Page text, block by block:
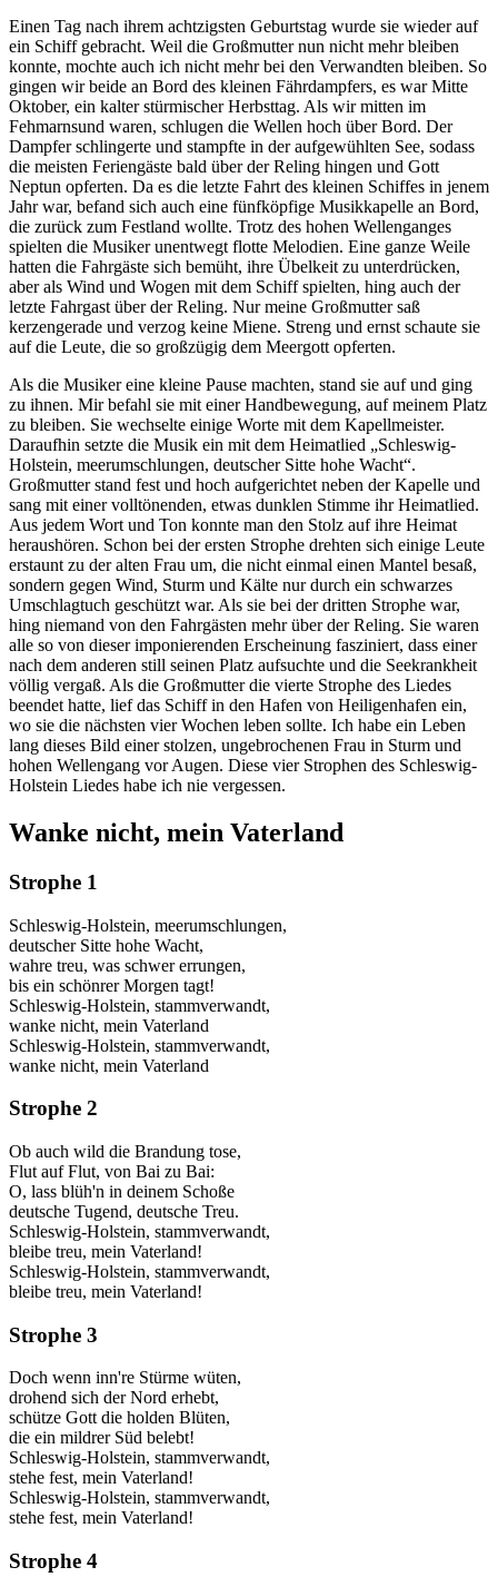
Einen Tag nach ihrem achtzigsten Geburtstag wurde sie wieder auf
ein Schiff gebracht. Weil die Großmutter nun nicht mehr bleiben
konnte, mochte auch ich nicht mehr bei den Verwandten bleiben. So
gingen wir beide an Bord des kleinen Fährdampfers, es war Mitte
Oktober, ein kalter stürmischer Herbsttag. Als wir mitten im
Fehmarnsund waren, schlugen die Wellen hoch über Bord. Der
Dampfer schlingerte und stampfte in der aufgewühlten See, sodass
die meisten Feriengäste bald über der Reling hingen und Gott
Neptun opferten. Da es die letzte Fahrt des kleinen Schiffes in jenem
Jahr war, befand sich auch eine fünfköpfige Musikkapelle an Bord,
die zurück zum Festland wollte. Trotz des hohen Wellenganges
spielten die Musiker unentwegt flotte Melodien. Eine ganze Weile
hatten die Fahrgäste sich bemüht, ihre Übelkeit zu unterdrücken,
aber als Wind und Wogen mit dem Schiff spielten, hing auch der
letzte Fahrgast über der Reling. Nur meine Großmutter saß
kerzengerade und verzog keine Miene. Streng und ernst schaute sie
auf die Leute, die so großzügig dem Meergott opferten.
Als die Musiker eine kleine Pause machten, stand sie auf und ging
zu ihnen. Mir befahl sie mit einer Handbewegung, auf meinem Platz
zu bleiben. Sie wechselte einige Worte mit dem Kapellmeister.
Daraufhin setzte die Musik ein mit dem Heimatlied
Schleswig-
Holstein, meerumschlungen, deutscher Sitte hohe Wacht .
Großmutter stand fest und hoch aufgerichtet neben der Kapelle und
sang mit einer volltönenden, etwas dunklen Stimme ihr Heimatlied.
Aus jedem Wort und Ton konnte man den Stolz auf ihre Heimat
heraushören. Schon bei der ersten Strophe drehten sich einige Leute
erstaunt zu der alten Frau um, die nicht einmal einen Mantel besaß,
sondern gegen Wind, Sturm und Kälte nur durch ein schwarzes
Umschlagtuch geschützt war. Als sie bei der dritten Strophe war,
hing niemand von den Fahrgästen mehr über der Reling. Sie waren
alle so von dieser imponierenden Erscheinung fasziniert, dass einer
nach dem anderen still seinen Platz aufsuchte und die Seekrankheit
völlig vergaß. Als die Großmutter die vierte Strophe des Liedes
beendet hatte, lief das Schiff in den Hafen von Heiligenhafen ein,
wo sie die nächsten vier Wochen leben sollte. Ich habe ein Leben
lang dieses Bild einer stolzen, ungebrochenen Frau in Sturm und
hohen Wellengang vor Augen. Diese vier Strophen des Schleswig-
Holstein Liedes habe ich nie vergessen.
Wanke nicht, mein Vaterland
Strophe 1
Schleswig-Holstein, meerumschlungen,
deutscher Sitte hohe Wacht,
wahre treu, was schwer errungen,
bis ein schönrer Morgen tagt!
Schleswig-Holstein, stammverwandt,
wanke nicht, mein Vaterland
Schleswig-Holstein, stammverwandt,
wanke nicht, mein Vaterland
Strophe 2
Ob auch wild die Brandung tose,
Flut auf Flut, von Bai zu Bai:
O, lass blüh'n in deinem Schoße
deutsche Tugend, deutsche Treu.
Schleswig-Holstein, stammverwandt,
bleibe treu, mein Vaterland!
Schleswig-Holstein, stammverwandt,
bleibe treu, mein Vaterland!
Strophe 3
Doch wenn inn're Stürme wüten,
drohend sich der Nord erhebt,
schütze Gott die holden Blüten,
die ein mildrer Süd belebt!
Schleswig-Holstein, stammverwandt,
stehe fest, mein Vaterland!
Schleswig-Holstein, stammverwandt,
stehe fest, mein Vaterland!
Strophe 4